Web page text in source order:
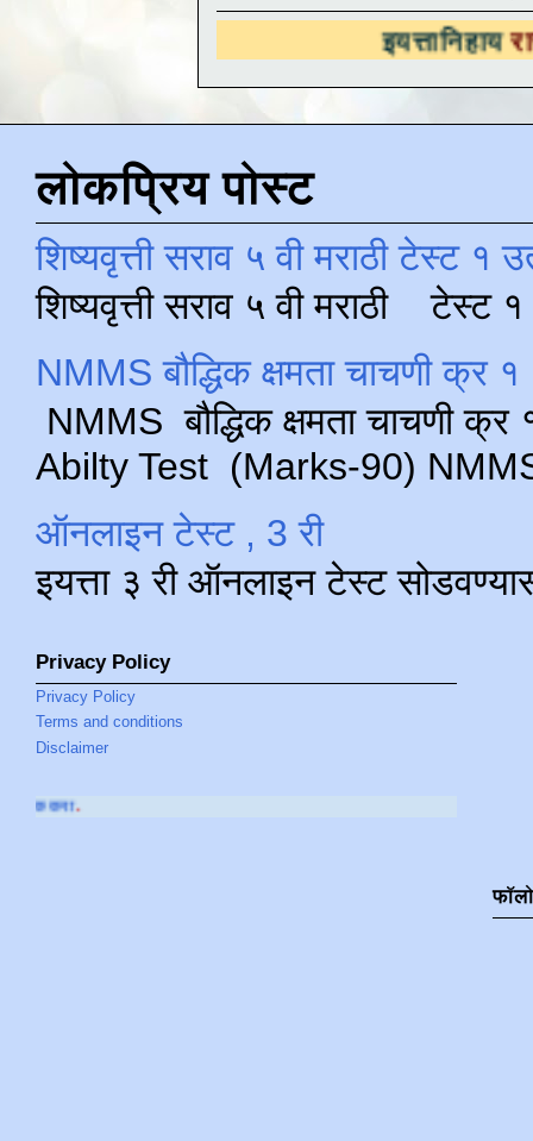
राज्यस्तरीय
लोकप्रिय पोस्ट
शिष्यवृत्ती सराव ५ वी मराठी टेस्ट १
शिष्यवृत्ती सराव ५ वी मराठी टेस्ट
NMMS बौद्धिक क्षमता चाचणी क्र
NMMS बौद्धिक क्षमता चाचणी
Abilty Test (Marks-90) NMMS
ऑनलाइन टेस्ट , 3 री
इयत्ता ३ री ऑनलाइन टेस्ट
Privacy Policy
Privacy Policy
Terms and conditions
Disclaimer